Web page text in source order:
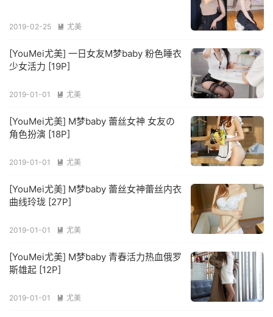
2019-02-25  尤美
[YouMei尤美] 一日女友M梦baby 粉色睡衣
少女活力 [19P]
2019-01-01  尤美
[YouMei尤美] M梦baby 蕾丝女神 女友の
角色扮演 [18P]
2019-01-01  尤美
[YouMei尤美] M梦baby 蕾丝女神蕾丝内衣
曲线玲珑 [27P]
2019-01-01  尤美
[YouMei尤美] M梦baby 青春活力热血俄罗
斯雄起 [12P]
2019-01-01  尤美